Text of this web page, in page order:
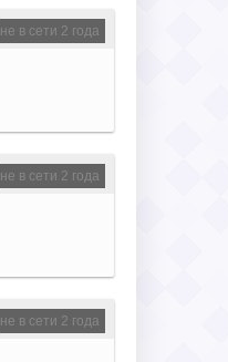
не в сети 2 года
не в сети 2 года
не в сети 2 года